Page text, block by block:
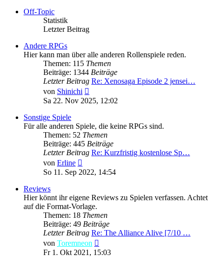
Off-Topic
Statistik
Letzter Beitrag
Andere RPGs
Hier kann man über alle anderen Rollenspiele reden.
Themen: 115 Themen
Beiträge: 1344 Beiträge
Letzter Beitrag Re: Xenosaga Episode 2 jensei…
von Shinichi
Beitrag
Sa 22. Nov 2025, 12:02
Sonstige Spiele
Für alle anderen Spiele, die keine RPGs sind.
Themen: 52 Themen
Beiträge: 445 Beiträge
Letzter Beitrag Re: Kurzfristig kostenlose Sp…
von Erline
Beitrag
So 11. Sep 2022, 14:54
Reviews
Hier könnt ihr eigene Reviews zu Spielen verfassen. Achtet
auf die Format-Vorlage.
Themen: 18 Themen
Beiträge: 49 Beiträge
Letzter Beitrag Re: The Alliance Alive [7/10 …
von Toremneon
Beitrag
Fr 1. Okt 2021, 15:03